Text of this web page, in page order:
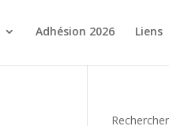
Adhésion 2026 Liens
Rechercher